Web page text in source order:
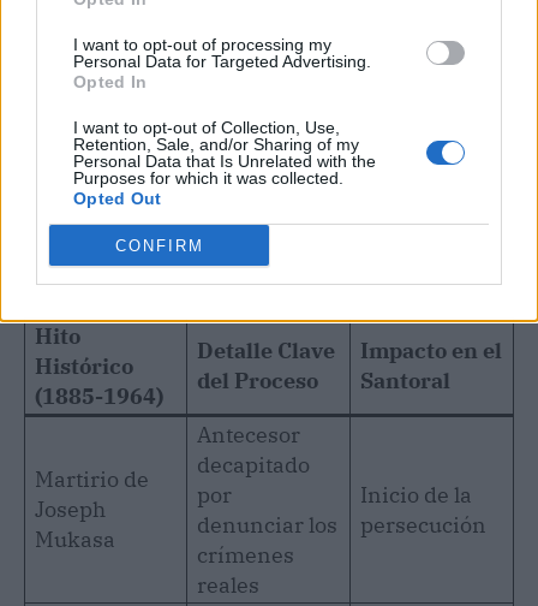
I want to opt-out of processing my
Personal Data for Targeted Advertising.
Opted In
I want to opt-out of Collection, Use,
Retention, Sale, and/or Sharing of my
Personal Data that Is Unrelated with the
Purposes for which it was collected.
Opted Out
CONFIRM
Hito
Histórico
(1885-1964)
Detalle Clave
del Proceso
Impacto en el
Santoral
Martirio de
Joseph
Mukasa
Antecesor
decapitado
por
denunciar los
crímenes
reales
Inicio de la
persecución